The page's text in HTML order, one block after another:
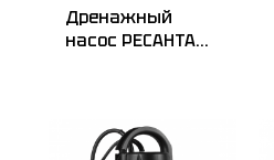
Дренажный
насос РЕСАНТА